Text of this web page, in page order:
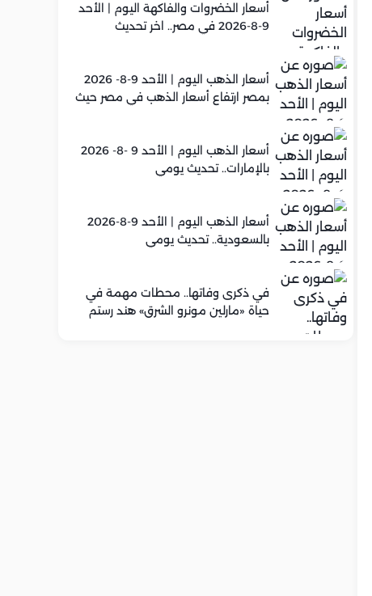
أسعار الخضروات والفاكهة اليوم | الأحد
9-8-2026 في مصر.. اخر تحديث
أسعار الذهب اليوم | الأحد 9-8- 2026
بمصر ارتفاع أسعار الذهب في مصر حيث
أسعار الذهب اليوم | الأحد 9 -8- 2026
بالإمارات.. تحديث يومي
أسعار الذهب اليوم | الأحد 9-8-2026
بالسعودية.. تحديث يومي
في ذكرى وفاتها.. محطات مهمة في
حياة «مارلين مونرو الشرق» هند رستم